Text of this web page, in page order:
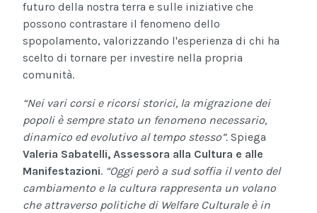
futuro della nostra terra e sulle iniziative che
possono contrastare il fenomeno dello
spopolamento, valorizzando l'esperienza di chi ha
scelto di tornare per investire nella propria
comunità.
“Nei vari corsi e ricorsi storici, la migrazione dei
popoli è sempre stato un fenomeno necessario,
dinamico ed evolutivo al tempo stesso”. Spiega
Valeria Sabatelli, Assessora alla Cultura e alle
Manifestazioni. “Oggi però a sud soffia il vento del
cambiamento e la cultura rappresenta un volano
che attraverso politiche di Welfare Culturale è in